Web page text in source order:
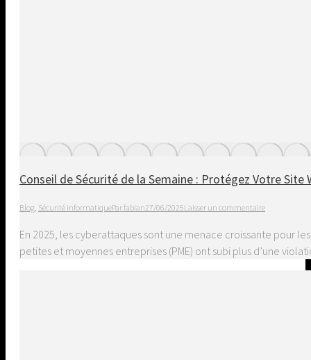
Conseil de Sécurité de la Semaine : Protégez Votre Site
Blog Sécurité informatiquePar fabian27/06/2025Laisser un commentaire
En 2025, les cyberattaques sont une menace croissante pour
petites et moyennes entreprises (PME) ont subi plus d’une